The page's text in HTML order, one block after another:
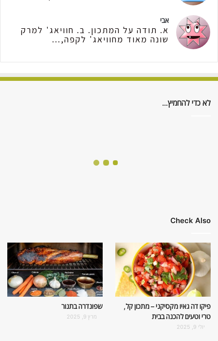
אבי
א. תודה על המתכון. ב. חוויאג' למרק
שונה מאוד מחוויאג' לקפה,...
לא כדי להחמיץ…
Check Also
פיקו דה גאיו מקסיקני – מתכון קל,
טרי וטעים להכנה בבית
יולי 9, 2025
שפונדרה בתנור
מרץ 9, 2025